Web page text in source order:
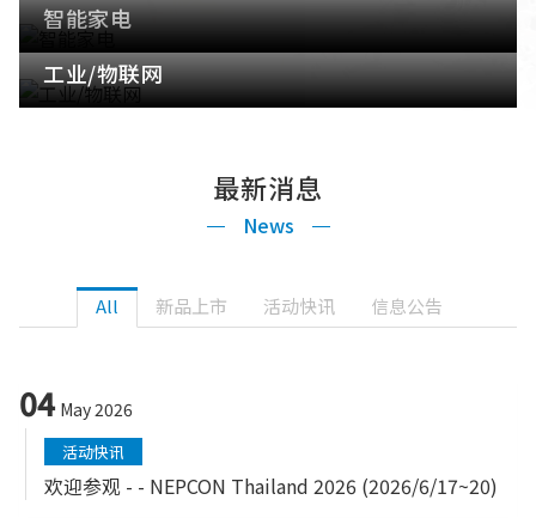
智能家电
工业/物联网
最新消息
News
All 新品上市 活动快讯 信息公告
04 May 2026
活动快讯
欢迎参观 - - NEPCON Thailand 2026 (2026/6/17~20)